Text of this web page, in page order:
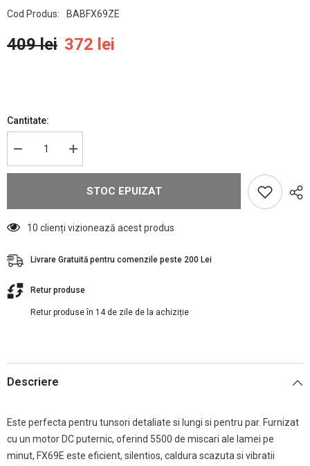
Cod Produs: BABFX69ZE
409 lei 372 lei
Cantitate:
Reduceți
cantitatea
pentru
Creșteți
cantitatea
pentru
BaByliss
PROSTOC EPUIZAT
10 clienți vizionează acest produs
Livrare Gratuită pentru comenzile peste 200 Lei
Retur produse
Retur produse în 14 de zile de la achiziție
Descriere
Este perfecta pentru tunsori detaliate si lungi si pentru par. Furnizat
cu un motor DC puternic, oferind 5500 de miscari ale lamei pe
minut, FX69E este eficient, silentios, caldura scazuta si vibratii